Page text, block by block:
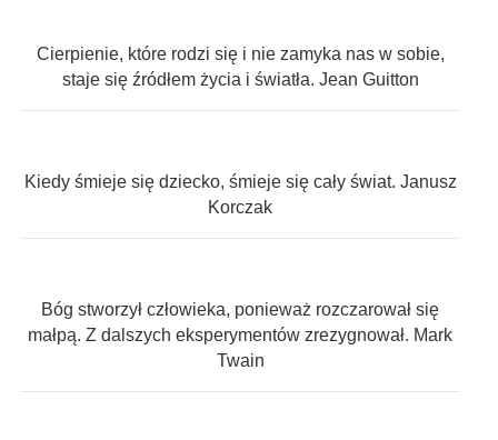
Cierpienie, które rodzi się i nie zamyka nas w sobie,
staje się źródłem życia i światła. Jean Guitton
Kiedy śmieje się dziecko, śmieje się cały świat. Janusz
Korczak
Bóg stworzył człowieka, ponieważ rozczarował się
małpą. Z dalszych eksperymentów zrezygnował. Mark
Twain